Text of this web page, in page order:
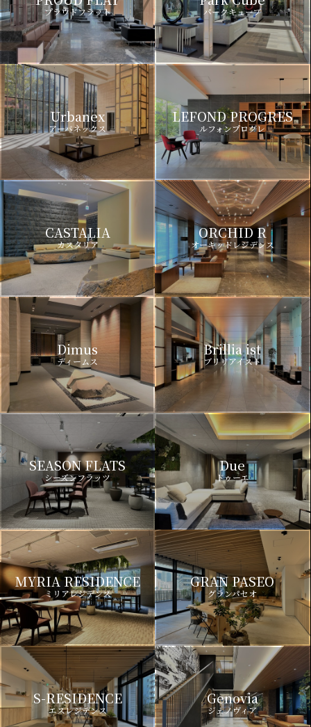
プラウドフラット パークキューブ
Urbanex
アーバネックス
LEFOND PROGRES
ルフォンプログレ
CASTALIA
カスタリア
ORCHID R
オーキッドレジデンス
Dimus
ディームス
Brillia ist
ブリリアイスト
SEASON FLATS
シーズンフラッツ
Due
ドゥーエ
MYRIA RESIDENCE
ミリアレジデンス
GRAN PASEO
グランパセオ
S-RESIDENCE
エスレジデンス
Genovia
ジェノヴィア